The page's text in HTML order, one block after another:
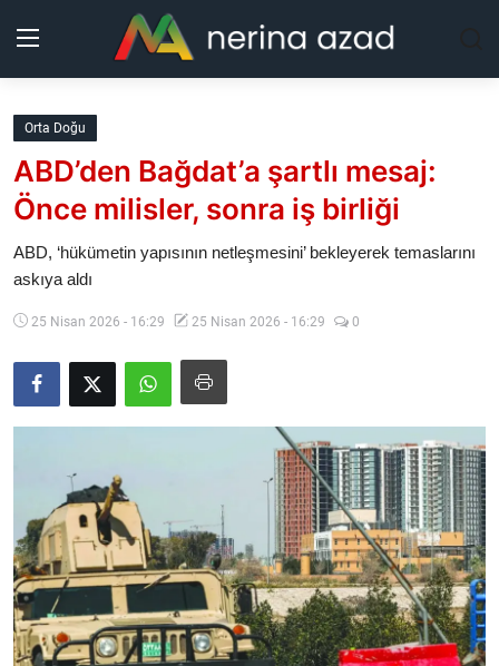
Kurdistan
Bölgeler
Güncel
Makaleler
Video
Yazarlar
Arşiv
Orta Doğu
ABD’den Bağdat’a şartlı mesaj:
Önce milisler, sonra iş birliği
ABD, ‘hükümetin yapısının netleşmesini’ bekleyerek temaslarını
askıya aldı
25 Nisan 2026 - 16:29 25 Nisan 2026 - 16:29 0